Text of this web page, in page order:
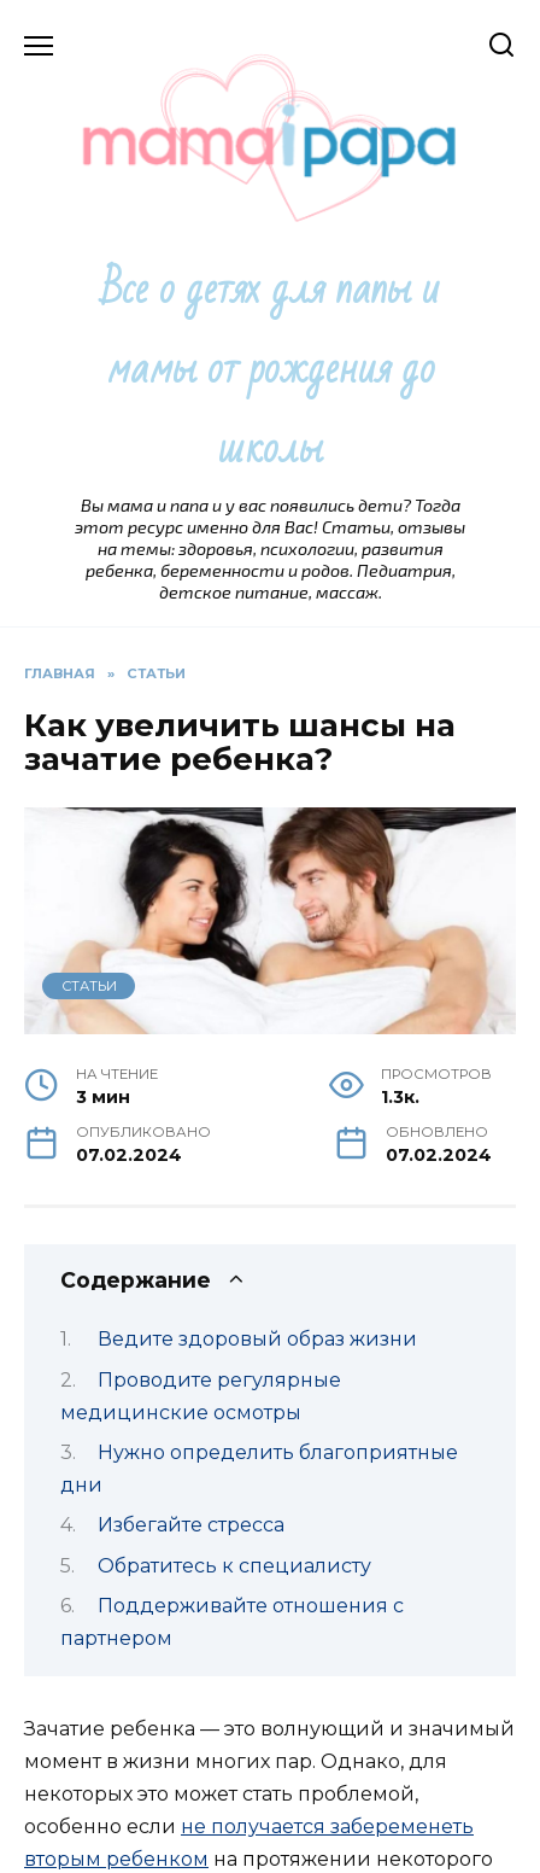
Все о детях для папы и
мамы от рождения до
школы
Вы мама и папа и у вас появились дети? Тогда
этот ресурс именно для Вас! Статьи, отзывы
на темы: здоровья, психологии, развития
ребенка, беременности и родов. Педиатрия,
детское питание, массаж.
ГЛАВНАЯ » СТАТЬИ
Как увеличить шансы на
зачатие ребенка?
СТАТЬИ
НА ЧТЕНИЕ
3 мин
ПРОСМОТРОВ
1.3к.
ОПУБЛИКОВАНО
07.02.2024
ОБНОВЛЕНО
07.02.2024
Содержание
Ведите здоровый образ жизни
Проводите регулярные
медицинские осмотры
Нужно определить благоприятные
дни
Избегайте стресса
Обратитесь к специалисту
Поддерживайте отношения с
партнером
Зачатие ребенка — это волнующий и значимый
момент в жизни многих пар. Однако, для
некоторых это может стать проблемой,
особенно если не получается забеременеть
вторым ребенком на протяжении некоторого